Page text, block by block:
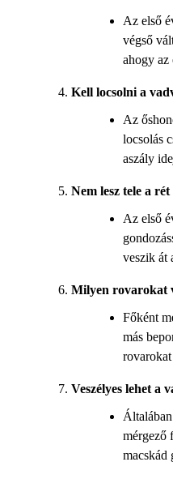
Az első
végső
ahogy az
Kell locsolni a
Az
locsolás
aszály
Nem lesz tele a
Az első
veszik át
Milyen rovarokat
Főként
más
Veszélyes lehet a
mérgező
macskád